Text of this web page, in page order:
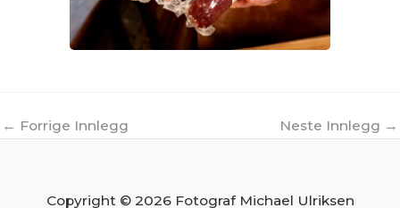
← Forrige Innlegg Neste Innlegg →
Copyright © 2026 Fotograf Michael Ulriksen